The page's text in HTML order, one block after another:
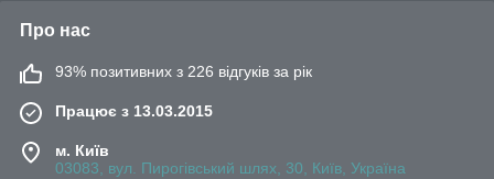
Про нас
93% позитивних з 226 відгуків за рік
Працює з 13.03.2015
м. Київ
03083, вул. Пирогівський шлях, 30, Київ, Україна